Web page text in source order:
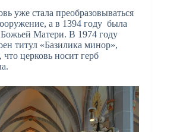
уже стала преобразовываться
а в 1394 году была
Божьей Матери. В 1974 году
титул «Базилика минор»,
что церковь носит герб